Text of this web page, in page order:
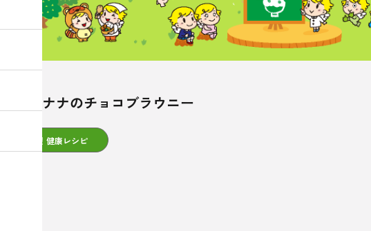
2025.02.01
完熟バナナのチョコブラウニー
簡単！健康レシピ